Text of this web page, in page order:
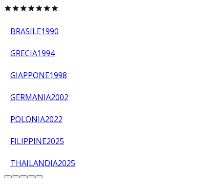
BRASILE1990
GRECIA1994
GIAPPONE1998
GERMANIA2002
POLONIA2022
FILIPPINE2025
THAILANDIA2025